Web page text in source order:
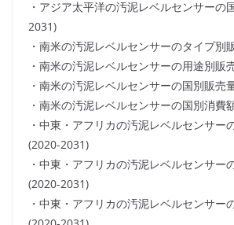
・アジア太平洋の汚泥レベルセンサーの
2031)
・南米の汚泥レベルセンサーのタイプ別
・南米の汚泥レベルセンサーの用途別販
・南米の汚泥レベルセンサーの国別販売
・南米の汚泥レベルセンサーの国別消費
・中東・アフリカの汚泥レベルセンサー
(2020-2031)
・中東・アフリカの汚泥レベルセンサー
(2020-2031)
・中東・アフリカの汚泥レベルセンサー